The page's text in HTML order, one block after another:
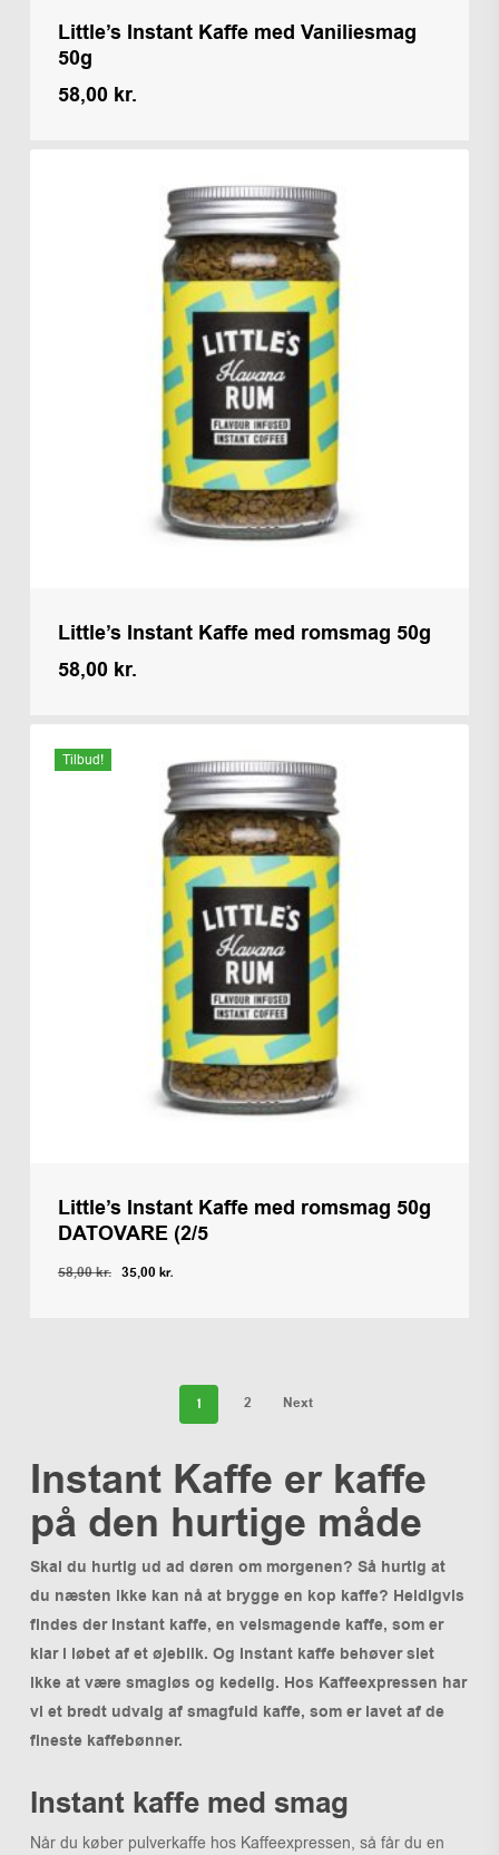
Little’s Instant Kaffe med Vaniliesmag
50g
58,00 kr.
Little’s Instant Kaffe med romsmag 50g
58,00 kr.
Tilbud!
Little’s Instant Kaffe med romsmag 50g
DATOVARE (2/5
58,00kr. Den
35,00 kr.Den
1 2 Next
Instant Kaffe er kaffe
på den hurtige måde
Skal du hurtig ud ad døren om morgenen? Så hurtig at
du næsten ikke kan nå at brygge en kop kaffe? Heldigvis
findes der Instantkaffe, en velsmagende kaffe, som er
klar i løbet af et øjeblik. Og Instantkaffe behøver slet
ikke at være smagløs og kedelig. Hos Kaffeexpressen har
vi et bredt udvalg af smagfuld kaffe, som er lavet af de
fineste kaffebønner.
Instant kaffe med smag
Når du køber pulverkaffe hos Kaffeexpressen, så får du en